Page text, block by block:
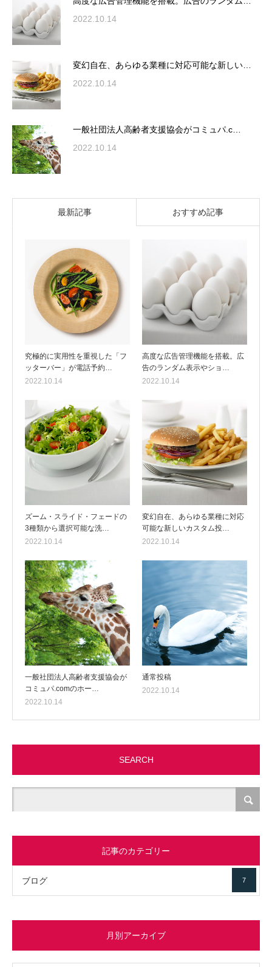
2022.10.14
変幻自在、あらゆる業種に対応可能な新しい…
2022.10.14
一般社団法人高齢者支援協会がコミュパ.c…
2022.10.14
最新記事 おすすめ記事
究極的に実用性を重視した「フ
ッターバー」が電話予約…
2022.10.14
高度な広告管理機能を搭載。広
告のランダム表示やショ…
2022.10.14
ズーム・スライド・フェードの
3種類から選択可能な洗…
2022.10.14
変幻自在、あらゆる業種に対応
可能な新しいカスタム投…
2022.10.14
一般社団法人高齢者支援協会が
コミュパ.comのホー…
2022.10.14
通常投稿
2022.10.14
SEARCH
記事のカテゴリー
ブログ 7
月別アーカイブ